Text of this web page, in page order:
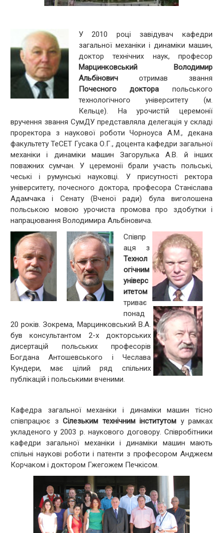
У 2010 році завідувач кафедри
загальної механіки і динаміки машин,
доктор технічних наук, професор
Марцинковський Володимир
Альбіновичотримав звання
Почесного доктора польського
технологічного університету (м.
Кельце). На урочистій церемонії
вручення звання СумДУ представляла делегація у складі
проректора з наукової роботи Чорноуса А.М., декана
факультету ТеСЕТ Гусака О.Г., доцента кафедри загальної
механіки і динаміки машин Загорулька А.В. й інших
поважних сумчан. У церемонії брали участь польські,
чеські і румунські науковці. У присутності ректора
університету, почесного доктора, професора Станіслава
Адамчака і Сенату (Вченої ради) була виголошена
польською мовою урочиста промова про здобутки і
напрацювання Володимира Альбіновича.
Співпр
аця з
Технол
огічним
універс
итетом
триває
понад
20 років. Зокрема, Марцинковський В.А.
був консультантом 2-х докторських
дисертацій польських професорів
Богдана Антошевського і Чеслава
Кундери, має цілий ряд спільних
публікацій і польськими вченими.
Кафедра загальної механіки і динаміки машин тісно
співпрацює з Сілезьким технічним інститутом у рамках
укладеного у 2003 р. наукового договору. Співробітники
кафедри загальної механіки і динаміки машин мають
спільні наукові роботи і патенти з професором Анджеєм
Корчаком і доктором Гжегожем Печкісом.